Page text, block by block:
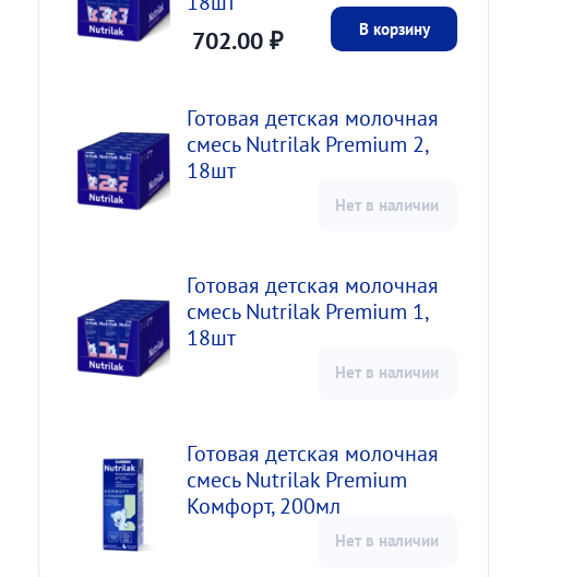
702.00₽ В корзину
Готовая детская молочная
смесь Nutrilak Premium 2,
18шт
Нет в наличии
Готовая детская молочная
смесь Nutrilak Premium 1,
18шт
Нет в наличии
Готовая детская молочная
смесь Nutrilak Premium
Комфорт, 200мл
Нет в наличии